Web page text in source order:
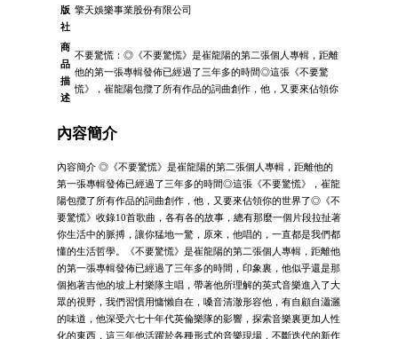
版
社
擎天娛樂事業股份有限公司
商
品
描
述
不要驚慌：◎《不要驚慌》是崔龍陽的第二張個人專輯，距離
他的第一張專輯發佈已經過了三年多的時間◎這張《不要驚
慌》，崔龍陽包攬了所有作品的詞曲創作，他，又要來佔領你
內容簡介
內容簡介 ◎《不要驚慌》是崔龍陽的第二張個人專輯，距離他的
第一張專輯發佈已經過了三年多的時間◎這張《不要驚慌》，崔龍
陽包攬了所有作品的詞曲創作，他，又要來佔領你的世界了◎《不
要驚慌》收錄10首歌曲，各有各的故事，總有那麼一個片段拉扯著
你生活中的脈搏，讓你猛地一驚，原來，他唱的，一直都是我們都
懂的生活哲學。《不要驚慌》是崔龍陽的第二張個人專輯，距離他
的第一張專輯發佈已經過了三年多的時間，印象裏，他似乎還是那
個抱著吉他的坡上村樂隊主唱，帶著他所理解的英式音樂進入了大
眾的視野，我們習慣用慵懶自在，嗓音清澈形容他，有自顧自瀟灑
的味道，他深受六七十年代英倫樂隊的影響，探索音樂裏更加人性
化的東西，這三年他活躍於各種形式的音樂現場，不斷迭代的新作